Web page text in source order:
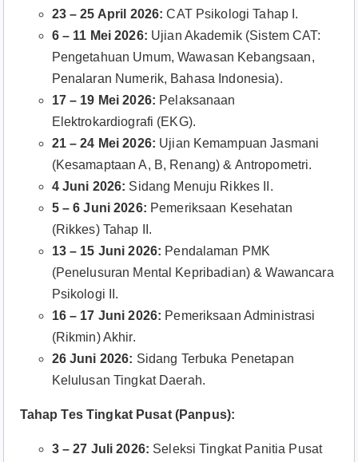
23 – 25 April 2026: CAT Psikologi Tahap I.
6 – 11 Mei 2026: Ujian Akademik (Sistem CAT:
Pengetahuan Umum, Wawasan Kebangsaan,
Penalaran Numerik, Bahasa Indonesia).
17 – 19 Mei 2026: Pelaksanaan
Elektrokardiografi (EKG).
21 – 24 Mei 2026: Ujian Kemampuan Jasmani
(Kesamaptaan A, B, Renang) & Antropometri.
4 Juni 2026: Sidang Menuju Rikkes II.
5 – 6 Juni 2026: Pemeriksaan Kesehatan
(Rikkes) Tahap II.
13 – 15 Juni 2026: Pendalaman PMK
(Penelusuran Mental Kepribadian) & Wawancara
Psikologi II.
16 – 17 Juni 2026: Pemeriksaan Administrasi
(Rikmin) Akhir.
26 Juni 2026: Sidang Terbuka Penetapan
Kelulusan Tingkat Daerah.
Tahap Tes Tingkat Pusat (Panpus):
3 – 27 Juli 2026: Seleksi Tingkat Panitia Pusat